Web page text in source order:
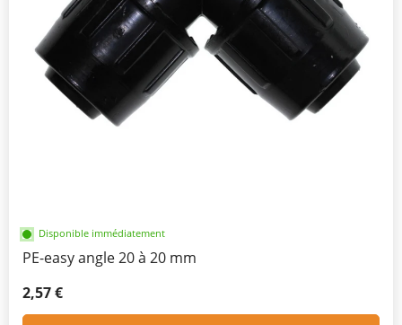
Disponible immédiatement
PE-easy angle 20 à 20 mm
2,57 €